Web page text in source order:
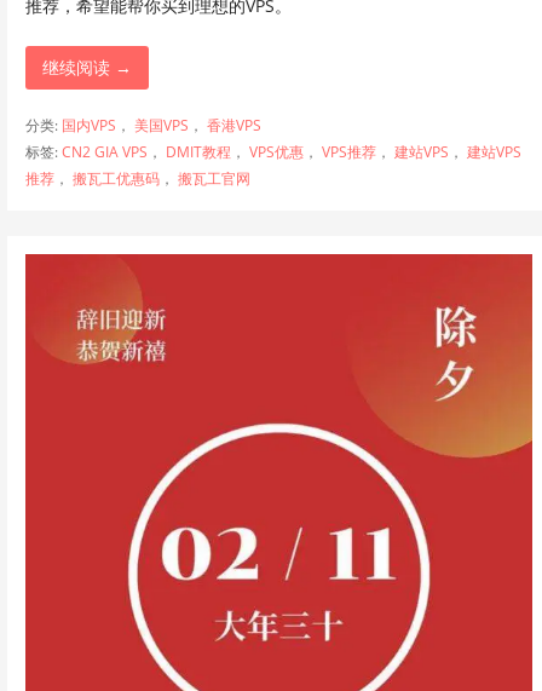
推荐，希望能帮你买到理想的VPS。
继续阅读 →
分类: 国内VPS ， 美国VPS ， 香港VPS
标签:CN2 GIA VPS ， DMIT教程 ， VPS优惠， VPS推荐， 建站VPS ， 建站VPS
推荐， 搬瓦工优惠码， 搬瓦工官网